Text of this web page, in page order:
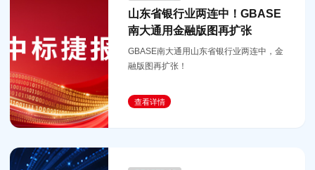
山东省银行业两连中！GBASE
南大通用金融版图再扩张
GBASE南大通用山东省银行业两连中，金
融版图再扩张！
查看详情